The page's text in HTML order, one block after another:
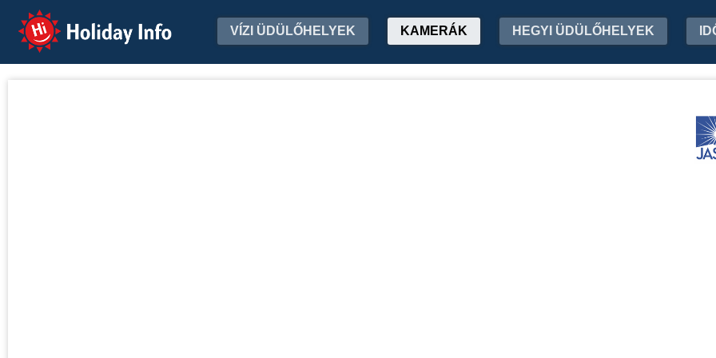
Holiday Info VÍZI ÜDÜLŐHELYEK KAMERÁK HEGYI ÜDÜLŐHELYEK